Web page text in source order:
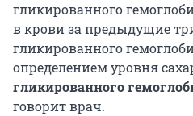
гликированного
в крови за предыдущие
гликированного
определением уровня
гликированного
говорит врач.